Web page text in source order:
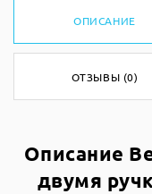
ОПИСАНИЕ
ОТЗЫВЫ (0)
Описание
двумя